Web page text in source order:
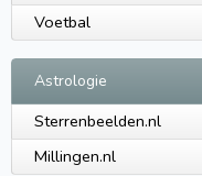
Voetbal
Astrologie
Sterrenbeelden.nl
Millingen.nl